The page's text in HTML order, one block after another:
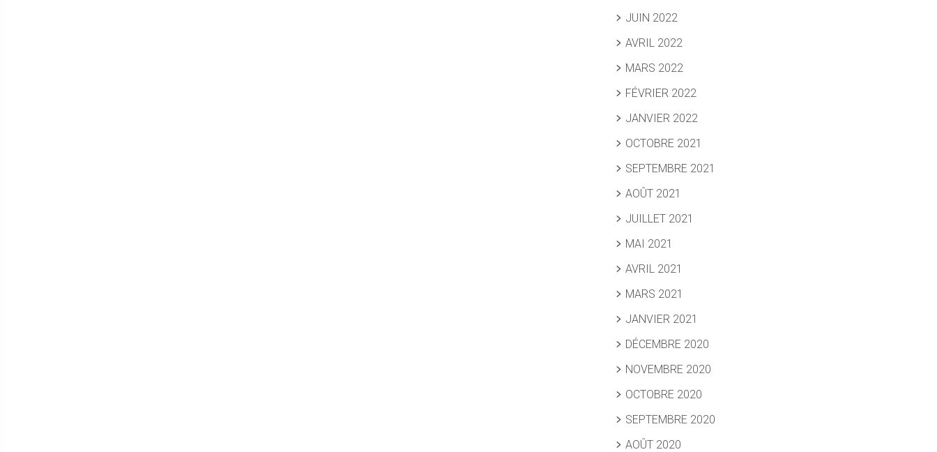
JUIN 2022
AVRIL 2022
MARS 2022
FÉVRIER 2022
JANVIER 2022
OCTOBRE 2021
SEPTEMBRE 2021
AOÛT 2021
JUILLET 2021
MAI 2021
AVRIL 2021
MARS 2021
JANVIER 2021
DÉCEMBRE 2020
NOVEMBRE 2020
OCTOBRE 2020
SEPTEMBRE 2020
AOÛT 2020